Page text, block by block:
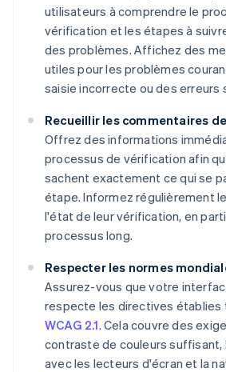
utilisateurs à comprendre le
vérification et les étapes à
des problèmes. Affichez des
utiles pour les problèmes
saisie incorrecte ou des erreurs
Recueillir les commentaires
Offrez des informations
processus de vérification afin
sachent exactement ce qui se
étape. Informez régulièrement
l'état de leur vérification, en
processus long.
Respecter les normes
Assurez-vous que votre
respecte les directives établies
WCAG 2.1. Cela couvre des
contraste de couleurs suffisant,
avec les lecteurs d'écran et la